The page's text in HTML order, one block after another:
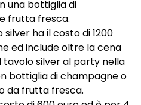
una bottiglia di
frutta fresca.
ha il costo di 1200
ed include oltre la cena
tavolo silver al party nella
bottiglia di champagne o
da frutta fresca.